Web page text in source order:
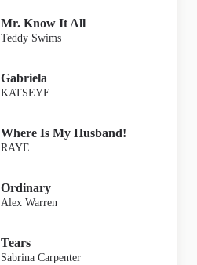
Mr. Know It All
Teddy Swims
Gabriela
KATSEYE
Where Is My Husband!
RAYE
Ordinary
Alex Warren
Tears
Sabrina Carpenter